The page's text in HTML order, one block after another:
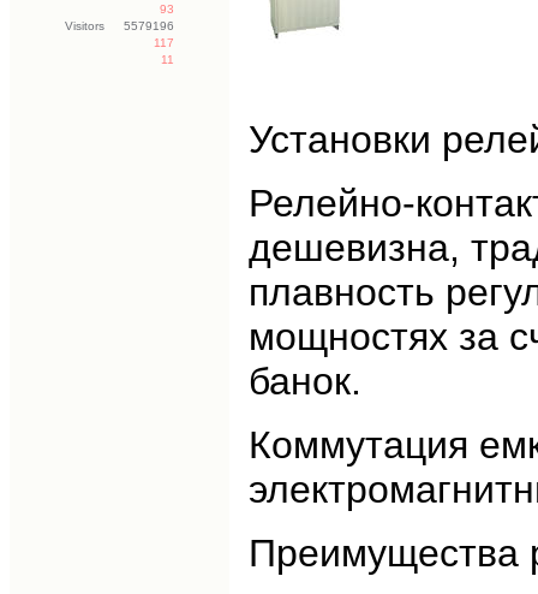
93
Visitors
5579196
117
11
Установки
Релейно-
дешевизна,
плавность
мощностях за
банок.
Коммутация
Преимущества